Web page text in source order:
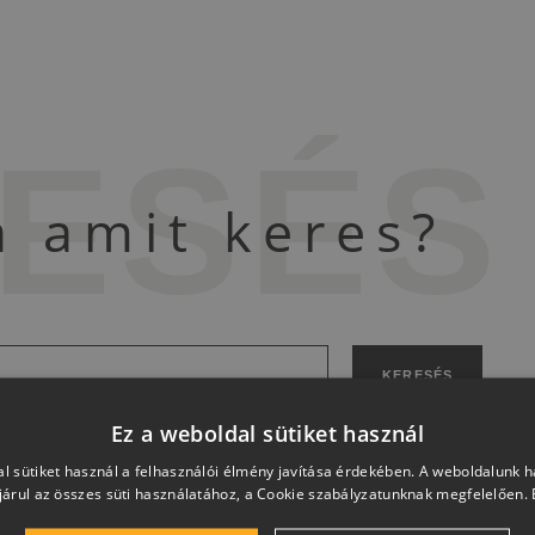
amit keres?
KERESÉS
Ez a weboldal sütiket használ
sütiket használ a felhasználói élmény javítása érdekében. A weboldalunk
az összes süti használatához, a Cookie szabályzatunknak megfelelően.